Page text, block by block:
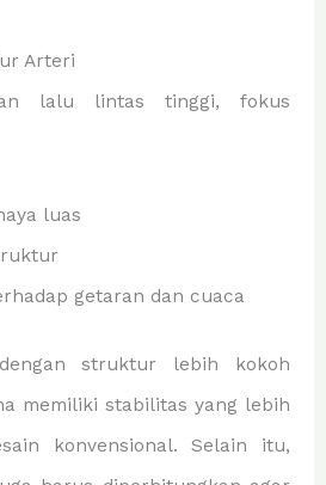
Arteri
lalu lintas tinggi, fokus
luas
getaran dan cuaca
struktur lebih kokoh
memiliki stabilitas yang lebih
konvensional. Selain itu,